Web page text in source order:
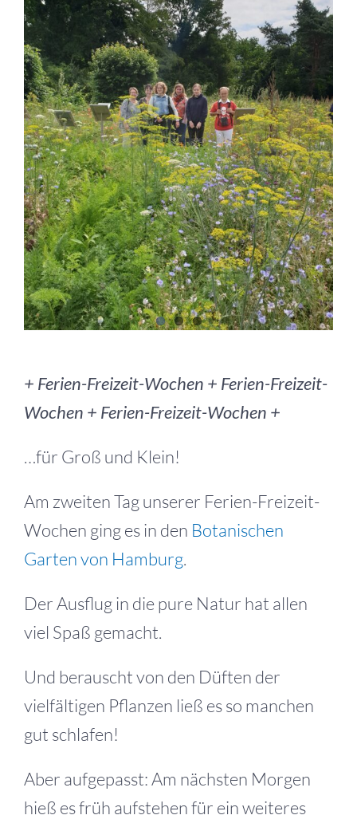
+ Ferien-Freizeit-Wochen + Ferien-Freizeit-
Wochen + Ferien-Freizeit-Wochen +
…für Groß und Klein!
Am zweiten Tag unserer Ferien-Freizeit-
Wochen ging es in den Botanischen
Garten von Hamburg.
Der Ausflug in die pure Natur hat allen
viel Spaß gemacht.
Und berauscht von den Düften der
vielfältigen Pflanzen ließ es so manchen
gut schlafen!
Aber aufgepasst: Am nächsten Morgen
hieß es früh aufstehen für ein weiteres